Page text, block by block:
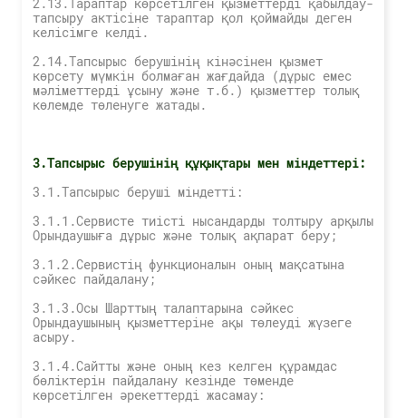
тапсыру актісіне тараптар қол қоймайды деген
келісімге келді.
2.14.Тапсырыс берушінің кінәсінен қызмет
көрсету мүмкін болмаған жағдайда (дұрыс емес
мәліметтерді ұсыну және т.б.) қызметтер толық
көлемде төленуге жатады.
3.Тапсырыс берушінің құқықтары мен міндеттері:
3.1.Тапсырыс беруші міндетті:
3.1.1.Сервисте тиісті нысандарды толтыру арқылы
Орындаушыға дұрыс және толық ақпарат беру;
3.1.2.Сервистің функционалын оның мақсатына
сәйкес пайдалану;
3.1.3.Осы Шарттың талаптарына сәйкес
Орындаушының қызметтеріне ақы төлеуді жүзеге
асыру.
3.1.4.Сайтты және оның кез келген құрамдас
бөліктерін пайдалану кезінде төменде
көрсетілген әрекеттерді жасамау: